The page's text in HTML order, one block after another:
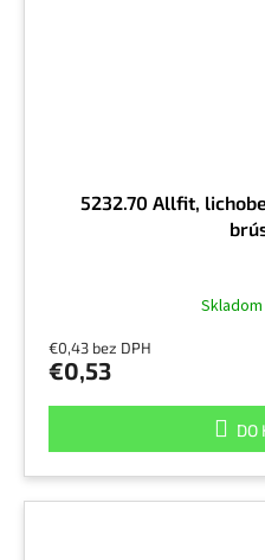
5232.70 Allfit,
Skladom
€0,43 bez DPH
€0,53
DO